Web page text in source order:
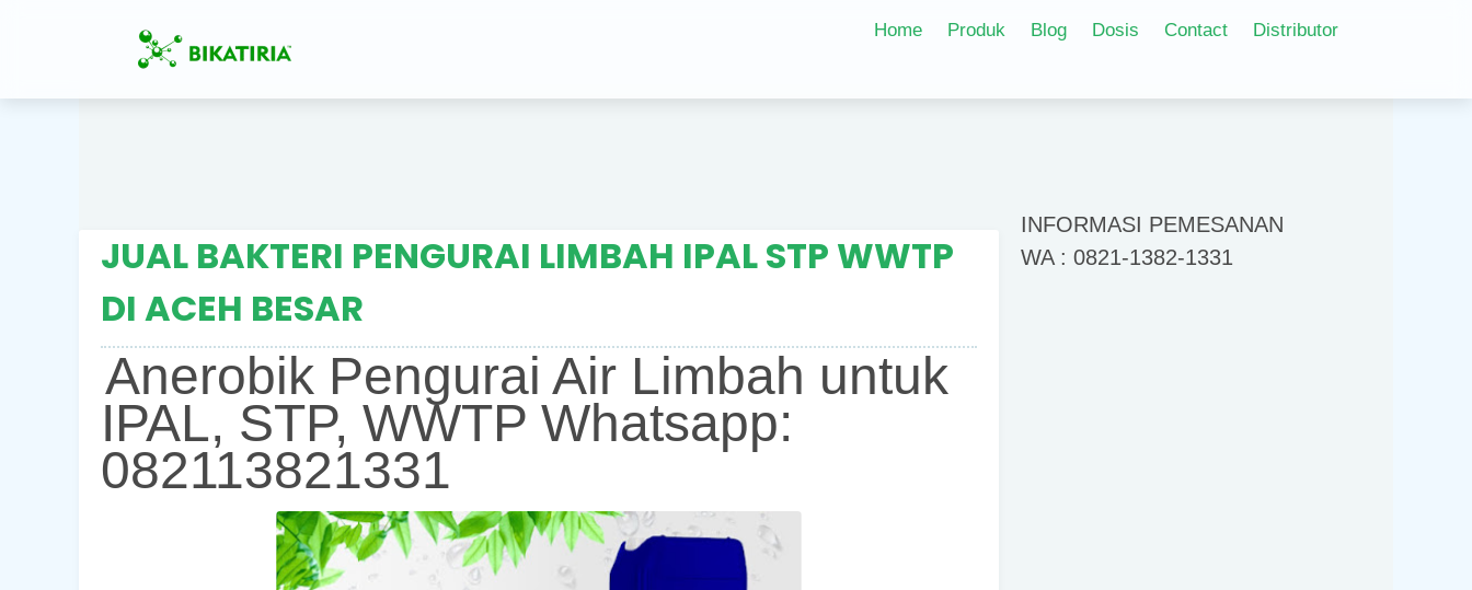
Home Produk Blog Dosis Contact Distributor
JUAL BAKTERI PENGURAI LIMBAH IPAL STP WWTP
DI ACEH BESAR
Anerobik Pengurai Air Limbah untuk
IPAL, STP, WWTP Whatsapp:
082113821331
INFORMASI PEMESANAN
WA : 0821-1382-1331